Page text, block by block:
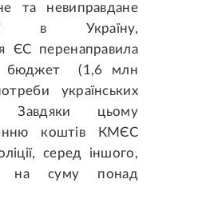
та невиправдане
в Україну,
ЄС перенаправила
бюджет (1,6 млн
українських
Завдяки цьому
коштів КМЄС
серед іншого,
на суму понад